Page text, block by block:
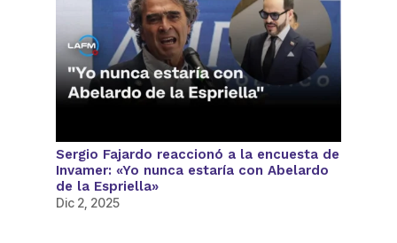
Sergio Fajardo reaccionó a la encuesta de
Invamer: «Yo nunca estaría con Abelardo
de la Espriella»
Dic 2, 2025